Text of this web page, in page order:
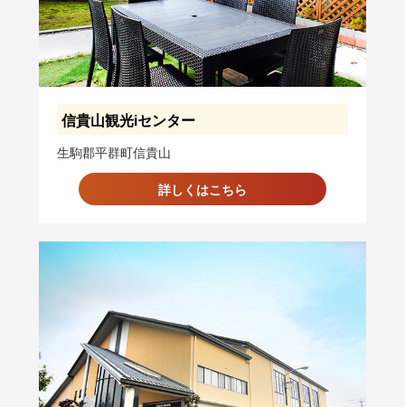
信貴山観光iセンター
生駒郡平群町信貴山
詳しくはこちら